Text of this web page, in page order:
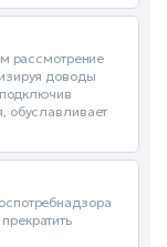
рассмотрение
доводы
подключив
обуславливает